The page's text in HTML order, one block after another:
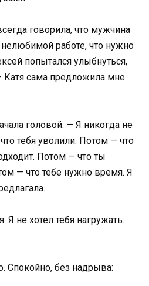
говорила, что мужчина
работе, что нужно
попытался улыбнуться,
сама предложила мне
головой. — Я никогда не
тебя уволили. Потом — что
Потом — что ты
— что тебе нужно время. Я
не хотел тебя нагружать.
Спокойно, без надрыва: